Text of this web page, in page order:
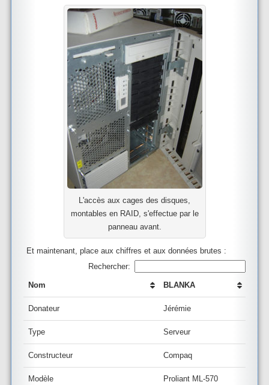
L'accès aux cages des disques,
montables en RAID, s'effectue par le
panneau avant.
Et maintenant, place aux chiffres et aux données brutes :
Rechercher:
Nom BLANKA
Donateur Jérémie
Type Serveur
Constructeur Compaq
Modèle Proliant ML-570